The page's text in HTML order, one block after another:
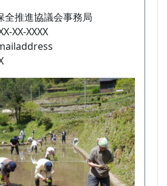
全推進協議会事務局
XX-XXXX